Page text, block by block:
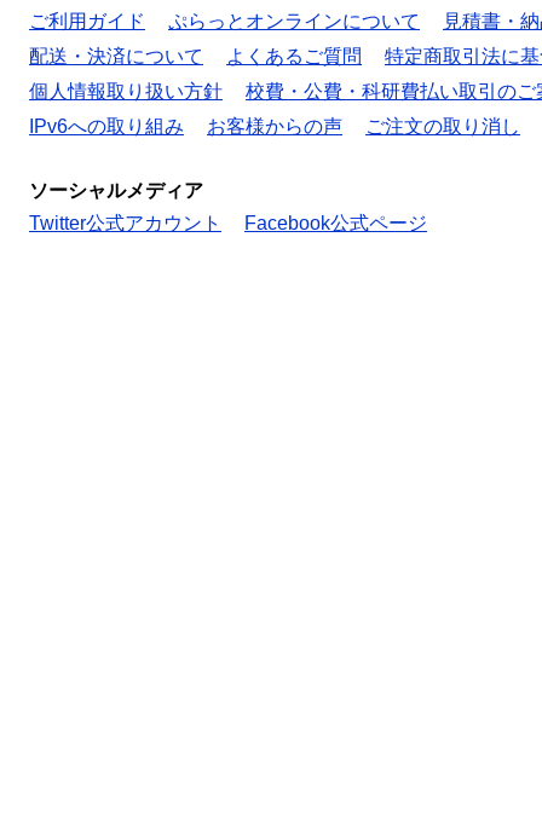
ご利用ガイド ぷらっとオンラインについて
見積書・
配送・決済について
よくあるご質問
特定商取引法に
個人情報取り扱い方針
校費・公費・科研費払い取引のご
IPv6への取り組み
お客様からの声 ご注文の取り消し
ソーシャルメディア
Twitter公式アカウント
Facebook公式ページ